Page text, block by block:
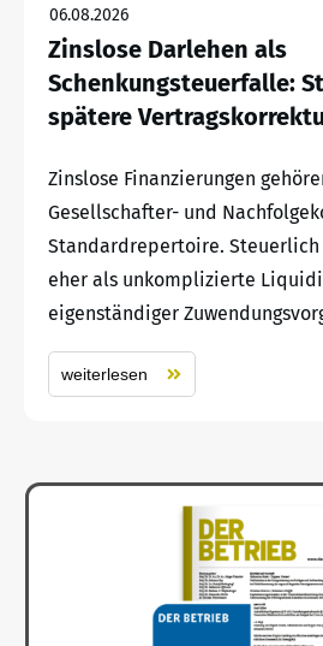
06.08.2026
Zinslose Darlehen als
Schenkungsteuerfalle:
spätere
Zinslose Finanzierungen
Gesellschafter- und
Standardrepertoire. Steuerlich
eher als unkomplizierte
eigenständiger
weiterlesen